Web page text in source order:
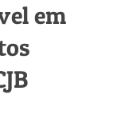
em